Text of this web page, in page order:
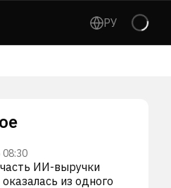
РУ
08:30
ИИ-выручки
из одного